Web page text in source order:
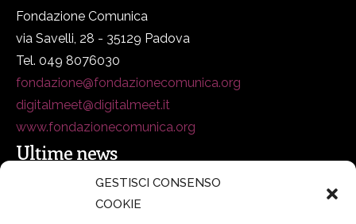
GESTISCI CONSENSO
COOKIE
Fondazione Comunica
via Savelli, 28 - 35129 Padova
Tel. 049 8076030
fondazione@fondazionecomunica.org
digitalmeet@digitalmeet.it
www.fondazionecomunica.org
Ultime news
secsolutionforum 2026: è Bologna la nuova capitale